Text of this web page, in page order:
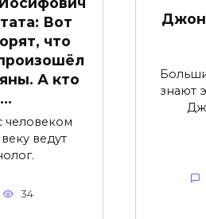
Вот
что
А кто
…
человеком
ведут
34
Джон
знают